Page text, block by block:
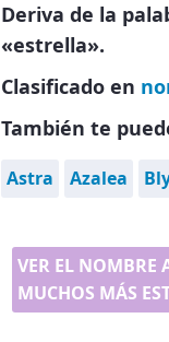
Deriva de la
«estrella».
Clasificado en
También te
Astra Azalea
VER EL NOMBRE
MUCHOS MÁS